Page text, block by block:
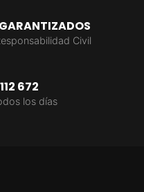
Civil
672
los días